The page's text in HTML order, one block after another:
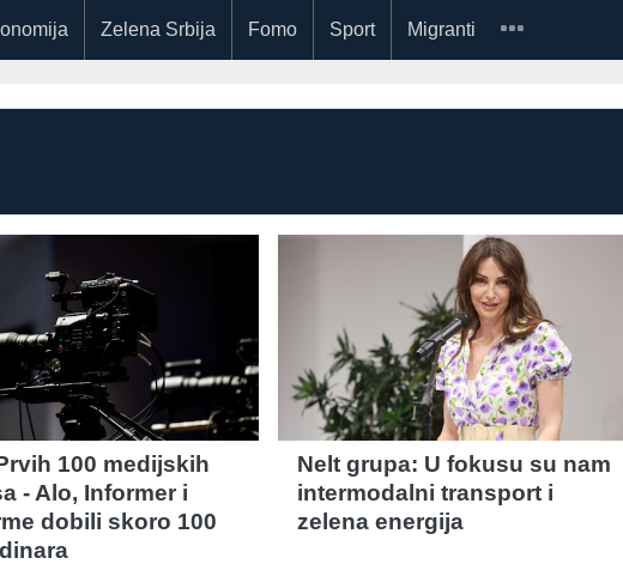
Zelena Srbija Fomo Sport Migranti
100 medijskih
- Alo, Informer i
dobili skoro 100
Nelt grupa: U fokusu su nam
intermodalni transport i
zelena energija